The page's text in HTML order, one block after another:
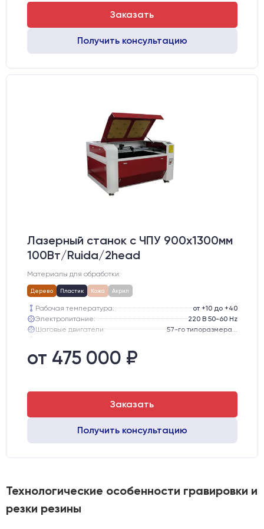
Заказать
Получить консультацию
Лазерный станок c ЧПУ 900х1300мм
100Вт/Ruida/2head
Материалы для обработки:
Дерево Пластик Кожа Акрил
Рабочая температура:
от +10 до +40
Электропитание:
220 В 50-60 Hz
Шаговые двигатели:
Направляющие оси Y:
Направляющие оси Х:
от 475 000 ₽
Заказать
Получить консультацию
Технологические особенности гравировки и
резки резины